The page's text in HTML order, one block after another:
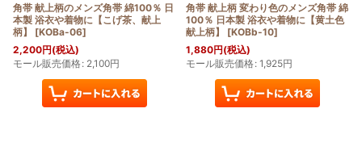
角帯 献上柄のメンズ角帯 綿100％ 日
本製 浴衣や着物に【こげ茶、献上
柄】
[KOBa-06]
2,200円(税込)
モール販売価格: 2,100円
角帯 献上柄 変わり色のメンズ角帯 綿
100％ 日本製 浴衣や着物に【黄土色
献上柄】
[KOBb-10]
1,880円(税込)
モール販売価格: 1,925円